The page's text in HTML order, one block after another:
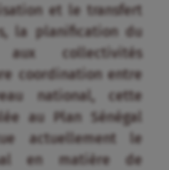
et le transfert
la planification du
aux collectivités
coordination entre
national, cette
au Plan Sénégal
actuellement le
en matière de